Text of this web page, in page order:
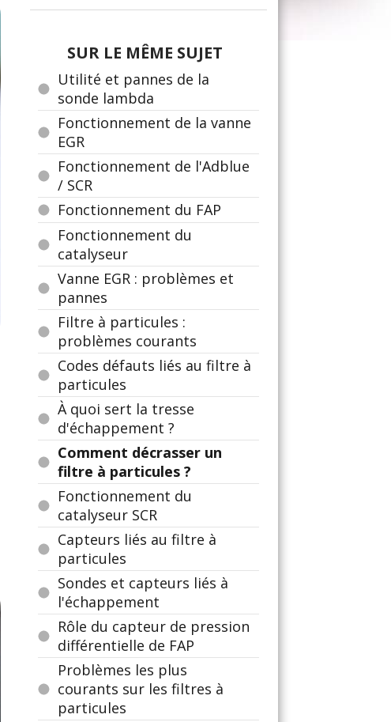
SUR LE MÊME SUJET
Utilité et pannes de la
sonde lambda
Fonctionnement de la vanne
EGR
Fonctionnement de l'Adblue
/ SCR
Fonctionnement du FAP
Fonctionnement du
catalyseur
Vanne EGR : problèmes et
pannes
Filtre à particules :
problèmes courants
Codes défauts liés au filtre à
particules
À quoi sert la tresse
d'échappement ?
Comment décrasser un
filtre à particules ?
Fonctionnement du
catalyseur SCR
Capteurs liés au filtre à
particules
Sondes et capteurs liés à
l'échappement
Rôle du capteur de pression
différentielle de FAP
Problèmes les plus
courants sur les filtres à
particules